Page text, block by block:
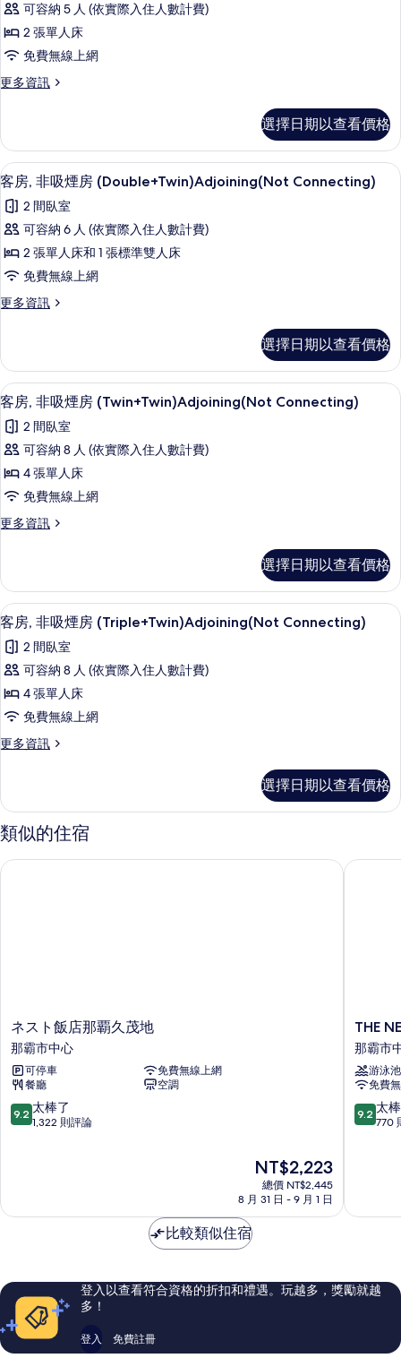
Twin1room
+
Twin1room
的
相
片
可容納 5 人 (依實際入住人數計費)
2 張單人床
免費無線上網
更多資訊
更
Twin1room
的
詳
選擇日期以查看價格
顯
示
客
房,
非
煙
(Double+Twin)Adjoining(Not
Connecting)
的
所
有
相
片
客房內保險箱、遮光布/窗簾、熨斗/
1
客房, 非吸煙房 (Double+Twin)Adjoining(Not Connecting)
2 間臥室
可容納 6 人 (依實際入住人數計費)
2 張單人床和 1 張標準雙人床
免費無線上網
更多資訊
更
非
吸
煙
(Double+Twin)Adjoining(Not
Connecting)
詳
情
選擇日期以查看價格
顯
示
客
房,
非
煙
(Twin+Twin)Adjoining(Not
Connecting)
的
所
有
相
片
客房內保險箱、遮光布/窗簾、熨斗/
1
客房, 非吸煙房 (Twin+Twin)Adjoining(Not Connecting)
2 間臥室
可容納 8 人 (依實際入住人數計費)
4 張單人床
免費無線上網
更多資訊
更
非
吸
煙
(Twin+Twin)Adjoining(Not
Connecting)
詳
情
選擇日期以查看價格
顯
示
客
房,
非
煙
(Triple+Twin)Adjoining(Not
Connecting)
的
所
客房內保險箱、遮光布/窗簾、熨斗/
1
客房, 非吸煙房 (Triple+Twin)Adjoining(Not Connecting)
2 間臥室
可容納 8 人 (依實際入住人數計費)
4 張單人床
免費無線上網
更多資訊
更
非
吸
煙
(Triple+Twin)Adjoining(Not
選擇日期以查看價格
類似的住宿
ネ
ス
ト
飯
店
那
覇
市
ネスト飯店那覇久茂地
那霸市中心
可停車
免費無線上網
餐廳
空調
9.2
分，
棒
評
論
9.2 太棒了
1,322 則評論
現
在
價
NT$2,223
總價 NT$2,445
8 月 31 日 - 9 月 1 日
ネスト飯店那覇久茂地
THE
NEST
那
霸
那
霸
市
THE
那霸市
游泳池
免費
9.2
分，
棒
評
論
9.2 太
770
THE
比較類似住宿
登入以查看符合資格的折扣和禮遇。玩越多，獎勵就越
多！
登入 免費註冊